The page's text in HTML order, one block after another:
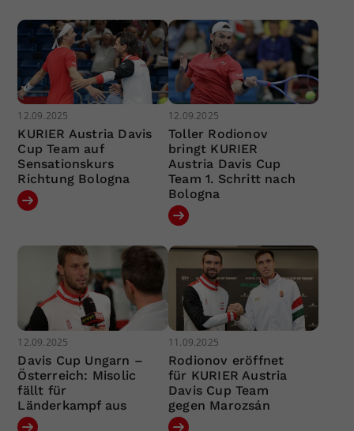
12.09.2025
KURIER Austria Davis
Cup Team auf
Sensationskurs
Richtung Bologna
12.09.2025
Toller Rodionov
bringt KURIER
Austria Davis Cup
Team 1. Schritt nach
Bologna
12.09.2025
Davis Cup Ungarn –
Österreich: Misolic
fällt für
Länderkampf aus
11.09.2025
Rodionov eröffnet
für KURIER Austria
Davis Cup Team
gegen Marozsán